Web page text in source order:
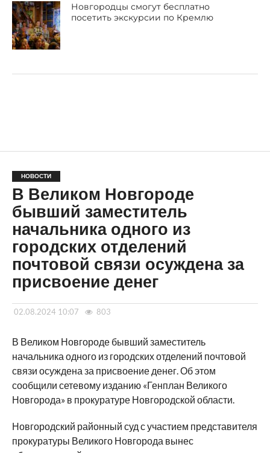
Новгородцы смогут бесплатно
посетить экскурсии по Кремлю
НОВОСТИ
В Великом Новгороде
бывший заместитель
начальника одного из
городских отделений
почтовой связи осуждена за
присвоение денег
02.08.2024 10:07 803
В Великом Новгороде бывший заместитель
начальника одного из городских отделений почтовой
связи осуждена за присвоение денег. Об этом
сообщили сетевому изданию «Генплан Великого
Новгорода» в прокуратуре Новгородской области.
Новгородский районный суд с участием представителя
прокуратуры Великого Новгорода вынес